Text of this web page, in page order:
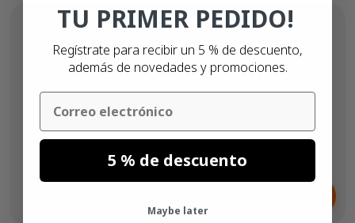
Desde
TU PRIMER PEDIDO!
Regístrate para recibir un 5 % de descuento,
además de novedades y promociones.
Email
5 % de descuento
Maybe later